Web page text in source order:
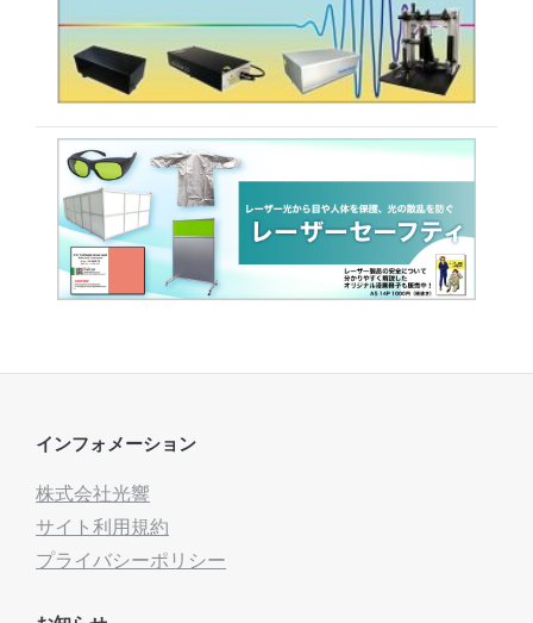
インフォメーション
株式会社光響
サイト利用規約
プライバシーポリシー